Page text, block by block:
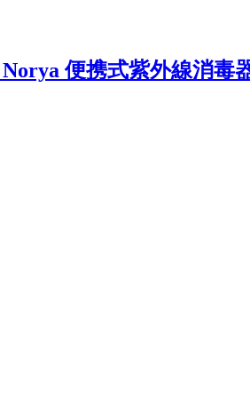
便携式紫外線消毒